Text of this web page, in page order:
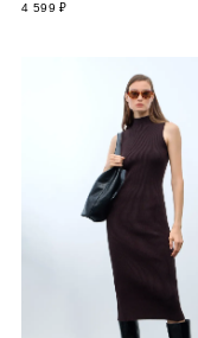
4 599 ₽